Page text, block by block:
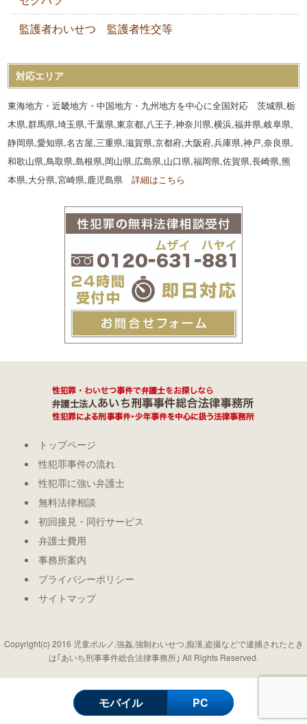
監護者わいせつ 監護者性交等
対応エリア
東海地方・近畿地方・中国地方・九州地方を中心に全国対応 茨城県,栃
木県,群馬県,埼玉県,千葉県,東京都,八王子,神奈川県,横浜,福井県,岐阜県,
静岡県,愛知県,名古屋,三重県,滋賀県,京都府,大阪府,兵庫県,神戸,奈良県,
和歌山県,鳥取県,島根県,岡山県,広島県,山口県,福岡県,佐賀県,長崎県,熊
本県,大分県,宮崎県,鹿児島県詳細はこちら
トップページ
性犯罪事件の流れ
性犯罪に強い弁護士
無料法律相談
初回接見・同行サービス
弁護士費用
事務所案内
プライバシーポリシー
サイトマップ
Copyright(c) 2016 児童ポルノ,強姦,強制わいせつ,痴漢,盗撮などで逮捕されたとき
は｢あいち刑事事件総合法律事務所｣ All Rights Reserved.
モバイル PC